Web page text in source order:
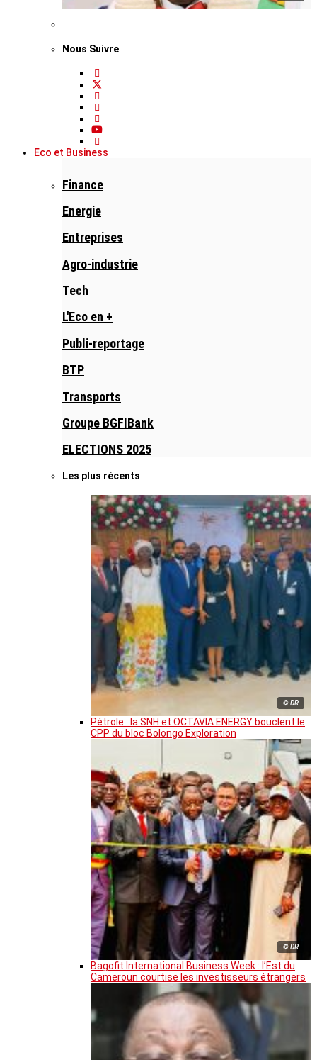
Nous Suivre
Eco et Business
Finance
Energie
Entreprises
Agro-industrie
Tech
L'Eco en +
Publi-reportage
BTP
Transports
Groupe BGFIBank
ELECTIONS 2025
Les plus récents
© DR
Pétrole : la SNH et OCTAVIA ENERGY bouclent le
CPP du bloc Bolongo Exploration
© DR
Bagofit International Business Week : l’Est du
Cameroun courtise les investisseurs étrangers